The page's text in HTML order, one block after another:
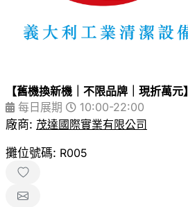
【舊機換新機｜不限品牌｜現折萬元】
每日展期
10:00-22:00
廠商: 茂達國際實業有限公司
攤位號碼: R005